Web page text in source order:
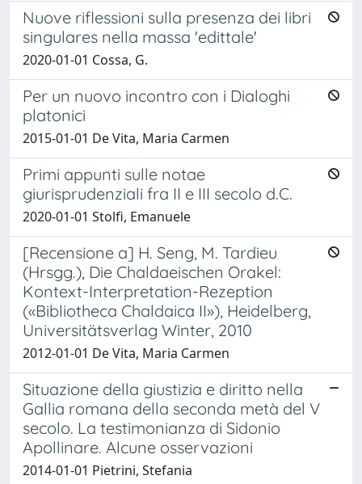
Nuove riflessioni sulla presenza dei libri
singulares nella massa 'edittale'
2020-01-01 Cossa, G.
Per un nuovo incontro con i Dialoghi
platonici
2015-01-01 De Vita, Maria Carmen
Primi appunti sulle notae
giurisprudenziali fra II e III secolo d.C.
2020-01-01 Stolfi, Emanuele
[Recensione a] H. Seng, M. Tardieu
(Hrsgg.), Die Chaldaeischen Orakel:
Kontext-Interpretation-Rezeption
(«Bibliotheca Chaldaica II»), Heidelberg,
Universitätsverlag Winter, 2010
2012-01-01 De Vita, Maria Carmen
Situazione della giustizia e diritto nella
Gallia romana della seconda metà del V
secolo. La testimonianza di Sidonio
Apollinare. Alcune osservazioni
2014-01-01 Pietrini, Stefania